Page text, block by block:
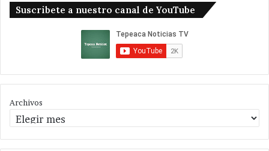
Suscribete a nuestro canal de YouTube
Archivos